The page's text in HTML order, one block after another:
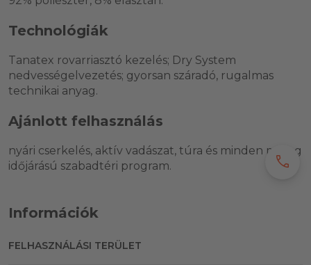
Technológiák
Tanatex rovarriasztó kezelés; Dry System
nedvességelvezetés; gyorsan száradó, rugalmas
technikai anyag.
Ajánlott felhasználás
nyári cserkelés, aktív vadászat, túra és minden meleg
időjárású szabadtéri program.
Információk
FELHASZNÁLÁSI TERÜLET
call